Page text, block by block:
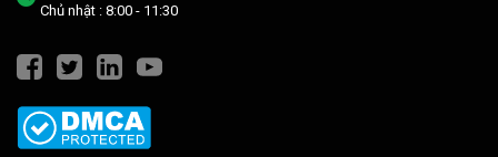
Chủ nhật : 8:00 - 11:30